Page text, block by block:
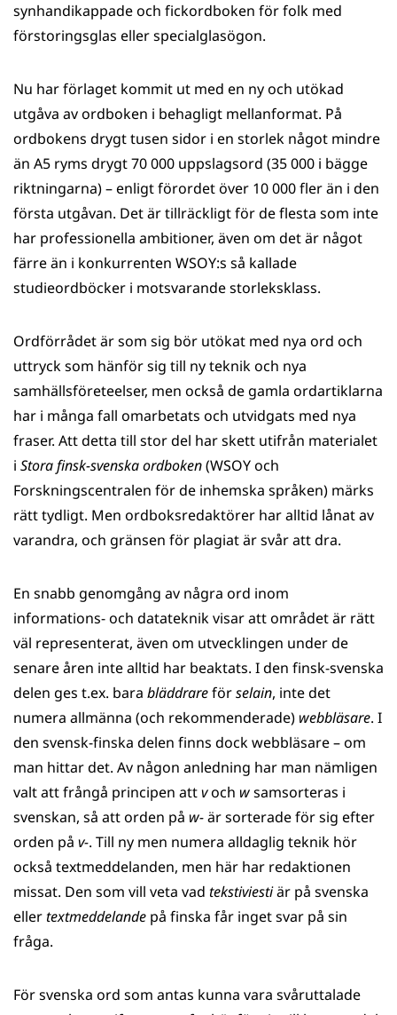
synhandikappade och fickordboken för folk med
förstoringsglas eller specialglas­ögon.
Nu har förlaget kommit ut med en ny och utökad
utgåva av ordboken i behagligt mellanformat. På
ordbokens drygt tusen sidor i en storlek något mindre
än A5 ryms drygt 70 000 uppslags­ord (35 000 i bägge
riktningarna) – enligt förordet över 10 000 fler än i den
första utgåvan. Det är tillräckligt för de flesta som inte
har professionella ambitioner, även om det är något
färre än i konkurrenten WSOY:s så kallade
studieordböcker i motsvarande storleksklass.
Ordförrådet är som sig bör utökat med nya ord och
uttryck som hänför sig till ny teknik och nya
samhällsföreteelser, men också de gamla ord­artiklarna
har i många fall omarbetats och utvidgats med nya
fraser. Att detta till stor del har skett utifrån materialet
i Stora finsk-svenska ordboken(WSOY och
Forskningscentralen för de inhemska språken) märks
rätt tydligt. Men ordboks­redaktörer har alltid lånat av
varandra, och gränsen för plagiat är svår att dra.
En snabb genomgång av några ord inom
informations- och datateknik visar att området är rätt
väl representerat, även om utvecklingen under de
senare åren inte alltid har beaktats. I den finsk-svenska
delen ges t.ex. bara bläddrareförselain, inte det
numera allmänna (och rekommenderade) webbläsare. I
den svensk-finska delen finns dock webbläsare – om
man hittar det. Av någon anledning har man nämligen
valt att frångå principen attvoch wsamsorteras i
svenskan, så att orden på w-är sorterade för sig efter
orden på v-. Till ny men numera alldaglig teknik hör
också textmeddelanden, men här har redaktionen
missat. Den som vill veta vad tekstiviestiär på svenska
ellertextmeddelande på finska får inget svar på sin
fråga.
För svenska ord som antas kunna vara svåruttalade